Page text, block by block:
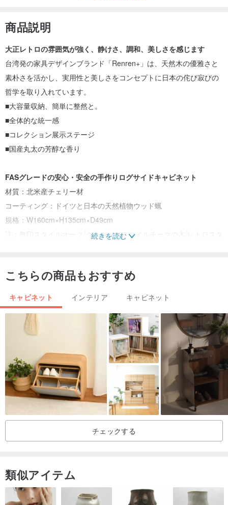
商品説明
大正レトロの雰囲気が強く、静けさ、調和、美しさを感じます
台湾発の家具デザインブランド「Renren+」は、天然木の優雅さと
素朴さを活かし、実用性と美しさをコンセプトに日本の侘び寂びの
哲学を取り入れています。
■大容量収納、簡単に整然と。
■全体的な統一感
■コレクション展示ステージ
■国産丸太の芳醇な香り
FASグレードの安心・安全の手作りログサイドキャビネット
材質：北米産チェリー材
コーティング：ドイツと日本の天然植物ウッド蝋
規格：W160cm×H135cm×D49cm
注：無印スタイルオーク/クラシックスタイルチークの木/レトロスタ
質感と色を保持し、最もオリジナルで自然な外観で提示され、現物
一人の人 + 私はライフスタイルの人です
■なぜone person+を選ぶのか？北米FASを選ぶ理由?北米3大ブラン
■FBやInstagramでも新商品をチェックできますので、気に入ってい
ただけましたらぜひフォローしてください！
続きを読む
こちらの商品もおすすめ
キャビネット インテリア キャビネット
チェックする
類似アイテム